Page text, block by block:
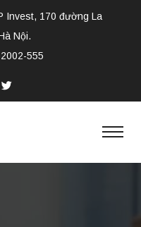
Invest, 170 đường La
Nội.
555​